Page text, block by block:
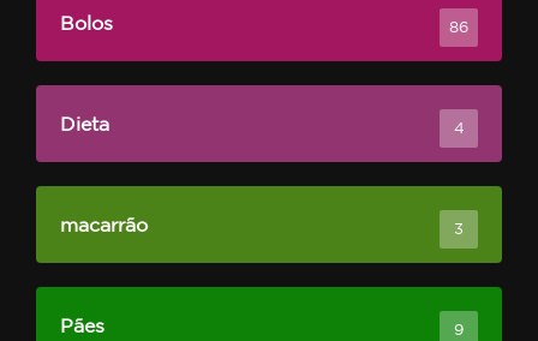
Bolos 86
Dieta 4
macarrão 3
Pães 9